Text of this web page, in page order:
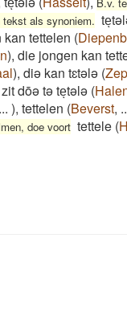
als synoniem.
tettelen (
), die jongen kan
), diə kan tɛtələ (
dōə tə teͅtələ (
... ), tettelen (Beverst,
doe voort tettele (